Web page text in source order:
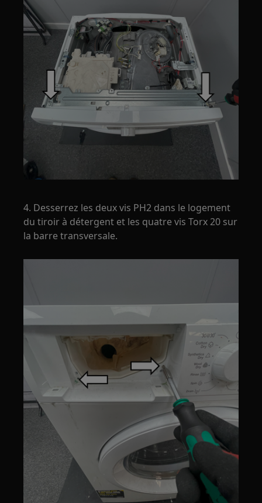
4. Desserrez les deux vis PH2 dans le logement
du tiroir à détergent et les quatre vis Torx 20 sur
la barre transversale.